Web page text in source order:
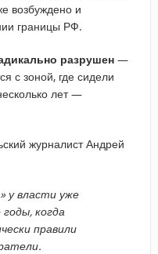
возбуждено и
границы РФ.
разрушен—
с зоной, где сидели
лет —
журналист Андрей
у власти уже
когда
правили